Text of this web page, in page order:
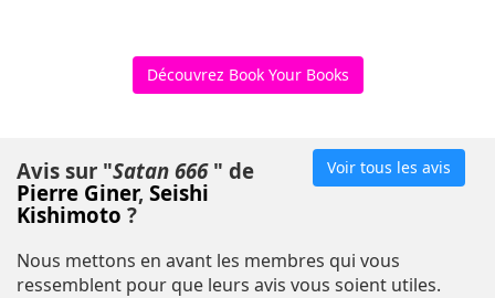
Découvrez Book Your Books
Voir tous les avis
Avis sur "Satan 666" de
Pierre Giner, Seishi
Kishimoto ?
Nous mettons en avant les membres qui vous
ressemblent pour que leurs avis vous soient utiles.